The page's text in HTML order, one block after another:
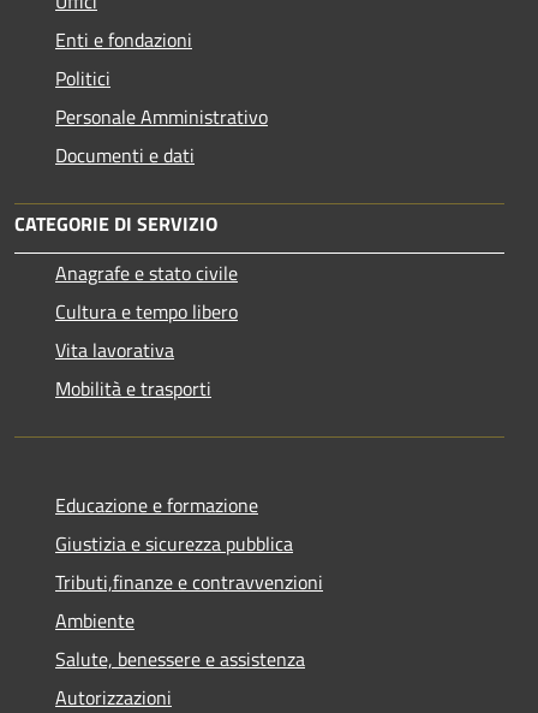
Enti e fondazioni
Politici
Personale Amministrativo
Documenti e dati
CATEGORIE DI SERVIZIO
Anagrafe e stato civile
Cultura e tempo libero
Vita lavorativa
Mobilità e trasporti
Educazione e formazione
Giustizia e sicurezza pubblica
Tributi,finanze e contravvenzioni
Ambiente
Salute, benessere e assistenza
Autorizzazioni